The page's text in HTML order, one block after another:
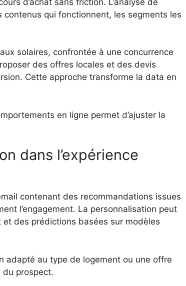
contenus qui fonctionnent, les segments les
solaires, confrontée à une concurrence
des offres locales et des devis
Cette approche transforme la data en
en ligne permet d’ajuster la
dans l’expérience
contenant des recommandations issues
l’engagement. La personnalisation peut
des prédictions basées sur modèles
adapté au type de logement ou une offre
du prospect.